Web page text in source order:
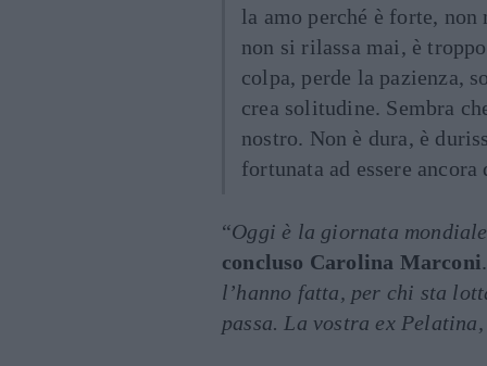
la amo perché è forte,
non si rilassa mai, è
colpa, perde la pazienza,
crea solitudine. Sembra
nostro. Non è dura, è
fortunata ad essere
“Oggi è la giornata
concluso Carolina Marconi
l’hanno fatta, per chi sta
passa. La vostra ex